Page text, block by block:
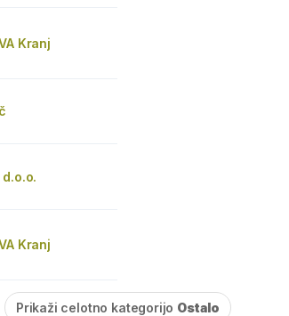
Kranj
Kranj
Prikaži celotno kategorijo Ostalo